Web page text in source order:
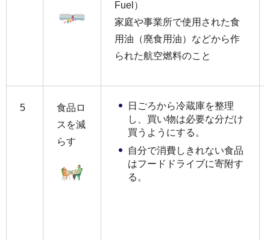
Fuel）
家庭や事業所で使用された食
用油（廃食用油）などから作
られた航空燃料のこと
5
食品ロ
スを減
らす
日ごろから冷蔵庫を整理
し、買い物は必要な分だけ
買うようにする。
自分で消費しきれない食品
はフードドライブに寄附す
る。